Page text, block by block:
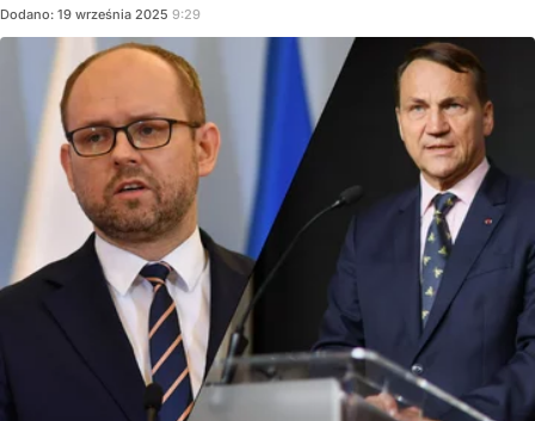
Dodano: 19 września 2025 9:29